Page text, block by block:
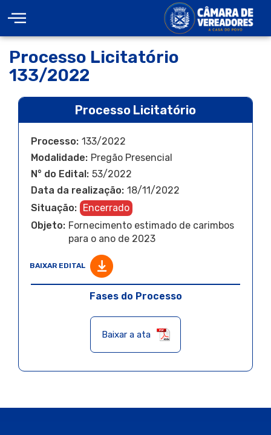
Processo Licitatório
133/2022
Processo Licitatório
Processo: 133/2022
Modalidade: Pregão Presencial
N° do Edital: 53/2022
Data da realização: 18/11/2022
Situação: Encerrado
Objeto: Fornecimento estimado de carimbos
para o ano de 2023
BAIXAR EDITAL
Fases do Processo
Baixar a ata